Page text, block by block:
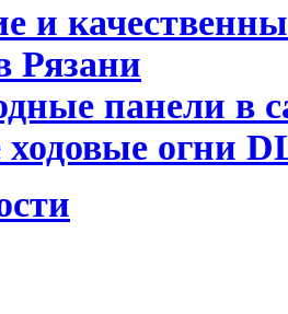
и
Рязани
панели в
огни